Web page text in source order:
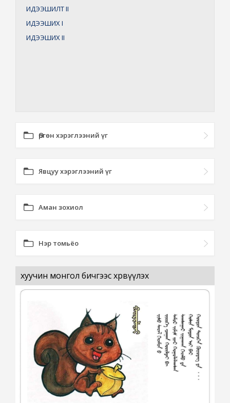
ИДЭЭШИЛТII
ИДЭЭШИХI
ИДЭЭШИХII
Өргөн хэрэглээний үг
Явцуу хэрэглээний үг
Аман зохиол
Нэр томьёо
хуучин монгол бичгээс хөрвүүлэх